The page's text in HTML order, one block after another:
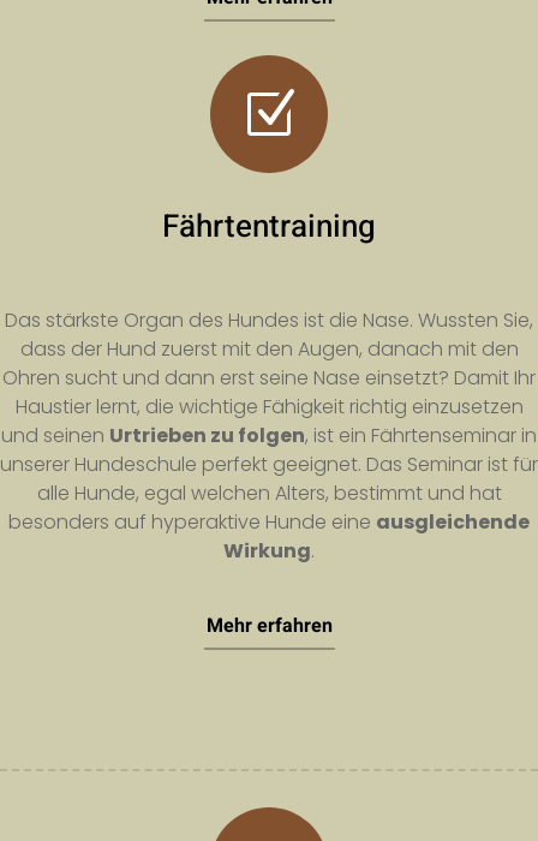
Z
Fährtentraining
Das stärkste Organ des Hundes ist die Nase. Wussten Sie,
dass der Hund zuerst mit den Augen, danach mit den
Ohren sucht und dann erst seine Nase einsetzt? Damit Ihr
Haustier lernt, die wichtige Fähigkeit richtig einzusetzen
und seinen Urtrieben zu folgen, ist ein Fährtenseminar in
unserer Hundeschule perfekt geeignet. Das Seminar ist für
alle Hunde, egal welchen Alters, bestimmt und hat
besonders auf hyperaktive Hunde eine ausgleichende
Wirkung.
Mehr erfahren